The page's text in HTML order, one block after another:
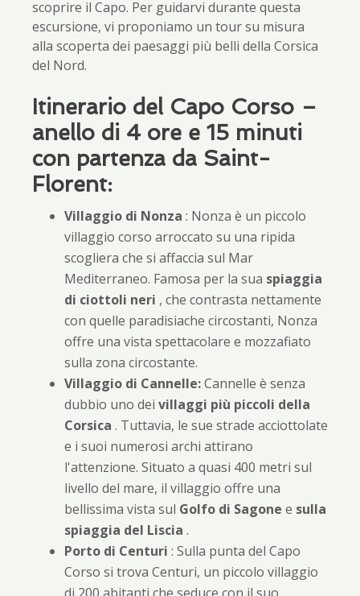
scoprire il Capo. Per guidarvi durante questa
escursione, vi proponiamo un tour su misura
alla scoperta dei paesaggi più belli della Corsica
del Nord.
Itinerario del Capo Corso –
anello di 4 ore e 15 minuti
con partenza da Saint-
Florent:
Villaggio di Nonza : Nonza è un piccolo
villaggio corso arroccato su una ripida
scogliera che si affaccia sul Mar
Mediterraneo. Famosa per la sua spiaggia
di ciottoli neri , che contrasta nettamente
con quelle paradisiache circostanti, Nonza
offre una vista spettacolare e mozzafiato
sulla zona circostante.
Villaggio di Cannelle:Cannelle è senza
dubbio uno dei villaggi più piccoli della
Corsica . Tuttavia, le sue strade acciottolate
e i suoi numerosi archi attirano
l'attenzione. Situato a quasi 400 metri sul
livello del mare, il villaggio offre una
bellissima vista sul Golfo di Sagone e sulla
spiaggia del Liscia .
Porto di Centuri : Sulla punta del Capo
Corso si trova Centuri, un piccolo villaggio
di 200 abitanti che seduce con il suo